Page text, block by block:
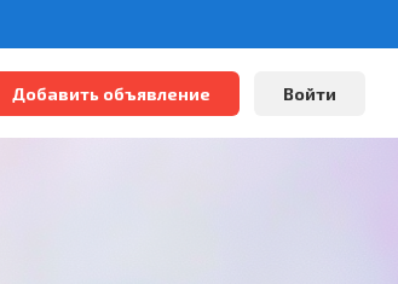
Добавить объявление Войти